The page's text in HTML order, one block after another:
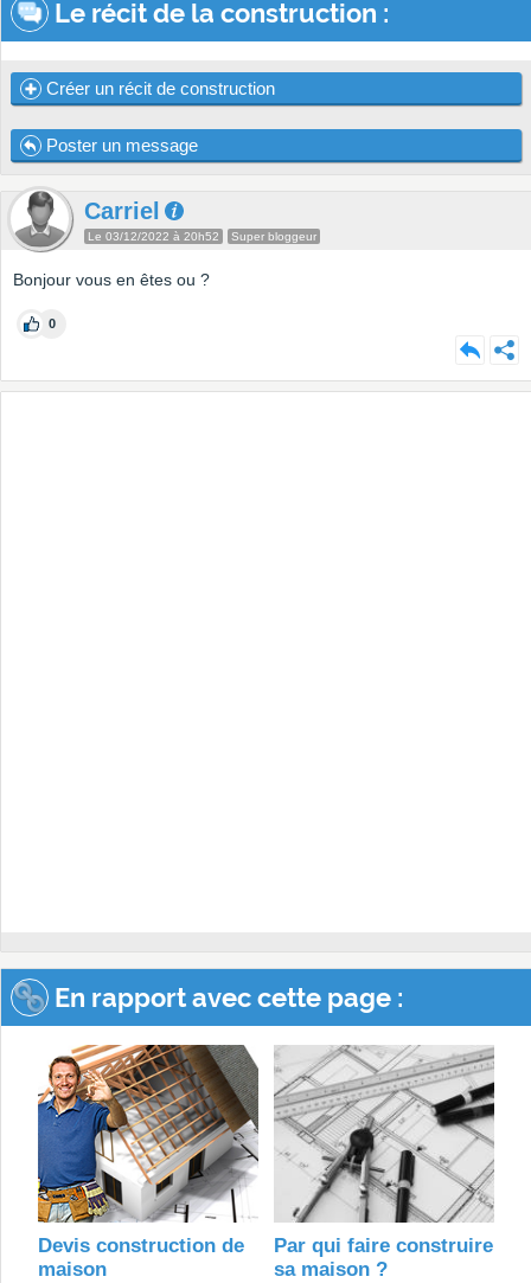
Le récit de la construction :
Créer un récit de construction
Poster un message
Carriel
Le 03/12/2022 à 20h52 Super bloggeur
Bonjour vous en êtes ou ?
0
En rapport avec cette page :
Devis construction de
maison
Par qui faire construire
sa maison ?